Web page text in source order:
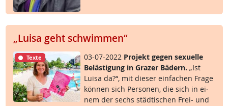
„Luisa geht schwimmen“
Texte 03-07-2022 Pro­jekt ge­gen se­xu­el­le
Be­läs­t­i­gung in Gra­zer Bä­d­ern. „Ist
Lui­sa da?“, mit die­ser ein­fa­chen Fra­ge
kön­nen sich Per­so­nen, die sich in ei­
nem der sechs städ­ti­schen Frei- und